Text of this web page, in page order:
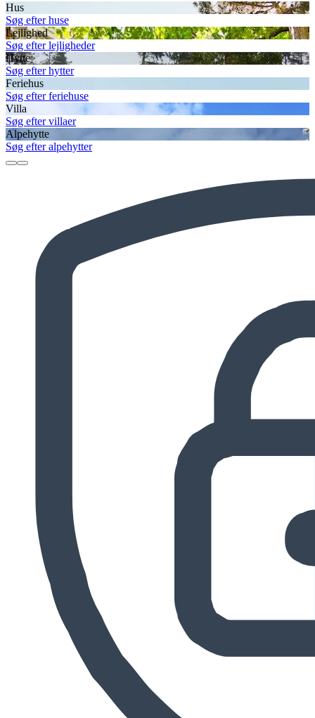
Hus
Søg efter huse
Lejlighed
Søg efter lejligheder
Hytte
Søg efter hytter
Feriehus
Søg efter feriehuse
Villa
Søg efter villaer
Alpehytte
Søg efter alpehytter